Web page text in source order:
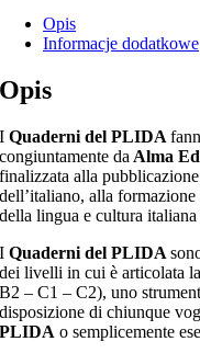
Opis
Informacje dodatkowe
Opis
IQuaderni del PLIDA
congiuntamente da Alma
finalizzata alla
dell’italiano, alla
della lingua e cultura
IQuaderni del PLIDA
dei livelli in cui è articolata
B2 – C1 – C2), uno
disposizione di chiunque
PLIDA o semplicemente